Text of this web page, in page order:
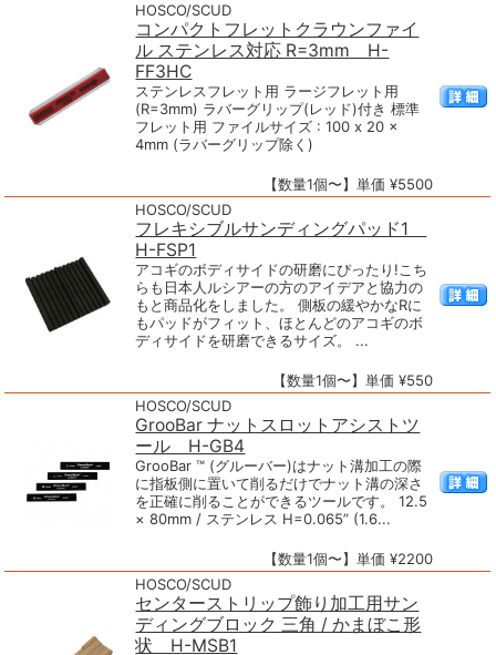
HOSCO/SCUD
コンパクトフレットクラウンファイ
ル ステンレス対応 R=3mm H-
FF3HC
ステンレスフレット用 ラージフレット用
(R=3mm) ラバーグリップ(レッド)付き 標準
フレット用 ファイルサイズ : 100 x 20 x
4mm (ラバーグリップ除く)
【数量1個〜】単価 ¥5500
HOSCO/SCUD
フレキシブルサンディングパッド1
H-FSP1
アコギのボディサイドの研磨にぴったり!こち
らも日本人ルシアーの方のアイデアと協力の
もと商品化をしました。 側板の緩やかなRに
もパッドがフィット、ほとんどのアコギのボ
ディサイドを研磨できるサイズ。 ...
【数量1個〜】単価 ¥550
HOSCO/SCUD
GrooBar ナットスロットアシストツ
ール H-GB4
GrooBar ™ (グルーバー)はナット溝加工の際
に指板側に置いて削るだけでナット溝の深さ
を正確に削ることができるツールです。 12.5
× 80mm / ステンレス H=0.065” (1.6...
【数量1個〜】単価 ¥2200
HOSCO/SCUD
センターストリップ飾り加工用サン
ディングブロック 三角 / かまぼこ形
状 H-MSB1